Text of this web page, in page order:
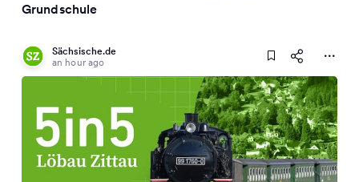
Grundschule
Sächsische.de
an hour ago